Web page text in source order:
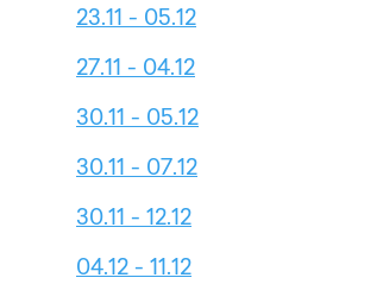
23.11 - 05.12
27.11 - 04.12
30.11 - 05.12
30.11 - 07.12
30.11 - 12.12
04.12 - 11.12